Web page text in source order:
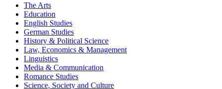
The Arts
Education
English Studies
German Studies
History & Political Science
Law, Economics & Management
Linguistics
Media & Communication
Romance Studies
Science, Society and Culture